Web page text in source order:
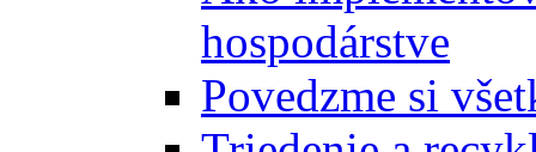
hospodárstve
Povedzme si